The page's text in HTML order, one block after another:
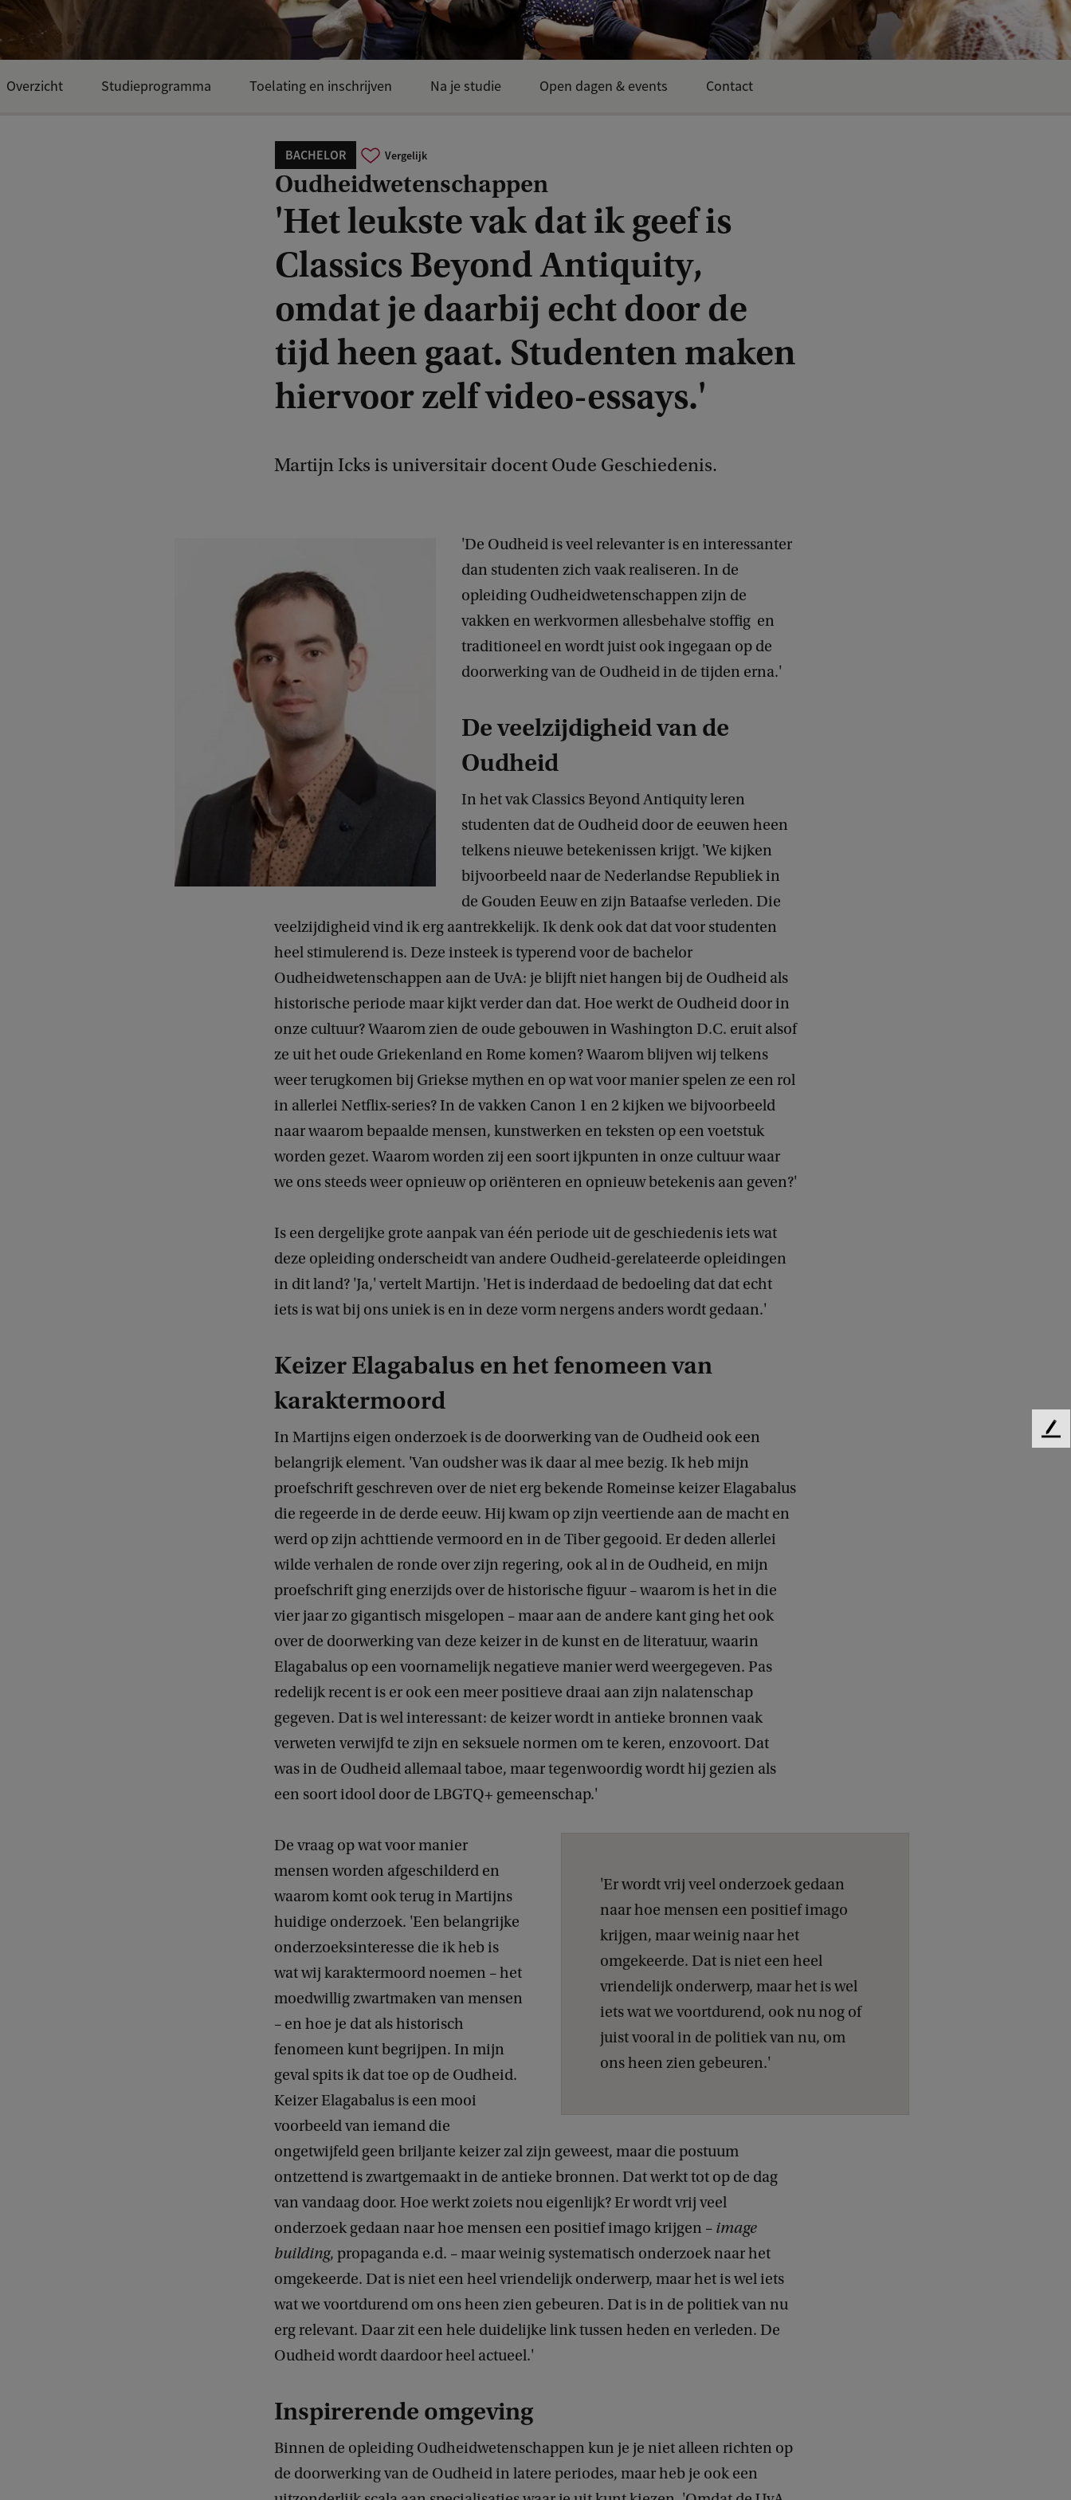
BACHELOR Vergelijk
Oudheidwetenschappen
'Het leukste vak dat ik geef is
Classics Beyond Antiquity,
omdat je daarbij echt door de
tijd heen gaat. Studenten maken
hiervoor zelf video-essays.'
Martijn Icks is universitair docent Oude Geschiedenis.
Overzicht Studieprogramma Toelating en inschrijven Na je studie Open dagen & events Contact
'De Oudheid is veel relevanter is en interessanter
dan studenten zich vaak realiseren. In de
opleiding Oudheidwetenschappen zijn de
vakken en werkvormen allesbehalve stoffig en
traditioneel en wordt juist ook ingegaan op de
doorwerking van de Oudheid in de tijden erna.'
De veelzijdigheid van de
Oudheid
In het vak Classics Beyond Antiquity leren
studenten dat de Oudheid door de eeuwen heen
telkens nieuwe betekenissen krijgt. 'We kijken
bijvoorbeeld naar de Nederlandse Republiek in
de Gouden Eeuw en zijn Bataafse verleden. Die
veelzijdigheid vind ik erg aantrekkelijk. Ik denk ook dat dat voor studenten
heel stimulerend is. Deze insteek is typerend voor de bachelor
Oudheidwetenschappen aan de UvA: je blijft niet hangen bij de Oudheid als
historische periode maar kijkt verder dan dat. Hoe werkt de Oudheid door in
onze cultuur? Waarom zien de oude gebouwen in Washington D.C. eruit alsof
ze uit het oude Griekenland en Rome komen? Waarom blijven wij telkens
weer terugkomen bij Griekse mythen en op wat voor manier spelen ze een rol
in allerlei Netflix-series? In de vakken Canon 1 en 2 kijken we bijvoorbeeld
naar waarom bepaalde mensen, kunstwerken en teksten op een voetstuk
worden gezet. Waarom worden zij een soort ijkpunten in onze cultuur waar
we ons steeds weer opnieuw op oriënteren en opnieuw betekenis aan geven?'
Is een dergelijke grote aanpak van één periode uit de geschiedenis iets wat
deze opleiding onderscheidt van andere Oudheid-gerelateerde opleidingen
in dit land? 'Ja,' vertelt Martijn. 'Het is inderdaad de bedoeling dat dat echt
iets is wat bij ons uniek is en in deze vorm nergens anders wordt gedaan.'
Keizer Elagabalus en het fenomeen van
karaktermoord
In Martijns eigen onderzoek is de doorwerking van de Oudheid ook een
belangrijk element. 'Van oudsher was ik daar al mee bezig. Ik heb mijn
proefschrift geschreven over de niet erg bekende Romeinse keizer Elagabalus
die regeerde in de derde eeuw. Hij kwam op zijn veertiende aan de macht en
werd op zijn achttiende vermoord en in de Tiber gegooid. Er deden allerlei
wilde verhalen de ronde over zijn regering, ook al in de Oudheid, en mijn
proefschrift ging enerzijds over de historische figuur – waarom is het in die
vier jaar zo gigantisch misgelopen – maar aan de andere kant ging het ook
over de doorwerking van deze keizer in de kunst en de literatuur, waarin
Elagabalus op een voornamelijk negatieve manier werd weergegeven. Pas
redelijk recent is er ook een meer positieve draai aan zijn nalatenschap
gegeven. Dat is wel interessant: de keizer wordt in antieke bronnen vaak
verweten verwijfd te zijn en seksuele normen om te keren, enzovoort. Dat
was in de Oudheid allemaal taboe, maar tegenwoordig wordt hij gezien als
een soort idool door de LBGTQ+ gemeenschap.'
'Er wordt vrij veel onderzoek gedaan
naar hoe mensen een positief imago
krijgen, maar weinig naar het
omgekeerde. Dat is niet een heel
vriendelijk onderwerp, maar het is wel
iets wat we voortdurend, ook nu nog of
juist vooral in de politiek van nu, om
ons heen zien gebeuren.'
De vraag op wat voor manier
mensen worden afgeschilderd en
waarom komt ook terug in Martijns
huidige onderzoek. 'Een belangrijke
onderzoeksinteresse die ik heb is
wat wij karaktermoord noemen – het
moedwillig zwartmaken van mensen
– en hoe je dat als historisch
fenomeen kunt begrijpen. In mijn
geval spits ik dat toe op de Oudheid.
Keizer Elagabalus is een mooi
voorbeeld van iemand die
ongetwijfeld geen briljante keizer zal zijn geweest, maar die postuum
ontzettend is zwartgemaakt in de antieke bronnen. Dat werkt tot op de dag
van vandaag door. Hoe werkt zoiets nou eigenlijk? Er wordt vrij veel
onderzoek gedaan naar hoe mensen een positief imago krijgen – image
building, propaganda e.d. – maar weinig systematisch onderzoek naar het
omgekeerde. Dat is niet een heel vriendelijk onderwerp, maar het is wel iets
wat we voortdurend om ons heen zien gebeuren. Dat is in de politiek van nu
erg relevant. Daar zit een hele duidelijke link tussen heden en verleden. De
Oudheid wordt daardoor heel actueel.'
Inspirerende omgeving
Binnen de opleiding Oudheidwetenschappen kun je je niet alleen richten op
de doorwerking van de Oudheid in latere periodes, maar heb je ook een
F